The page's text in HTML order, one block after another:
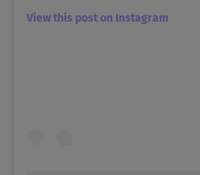
View this post on Instagram